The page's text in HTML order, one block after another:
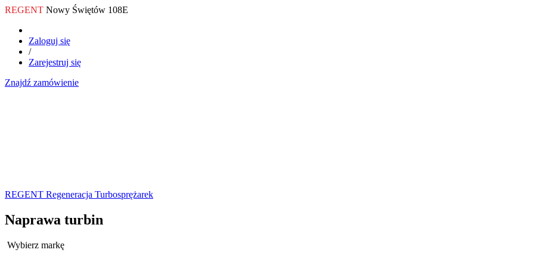
REGENT Nowy Świętów 108E
Zaloguj się
/
Zarejestruj się
Znajdź zamówienie
REGENT Regeneracja Turbosprężarek
Naprawa turbin
Wybierz markę